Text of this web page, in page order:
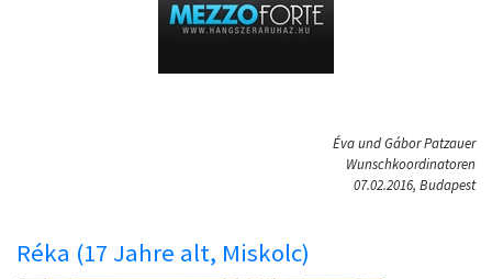
Éva und Gábor Patzauer
Wunschkoordinatoren
07.02.2016, Budapest
Réka (17 Jahre alt, Miskolc)